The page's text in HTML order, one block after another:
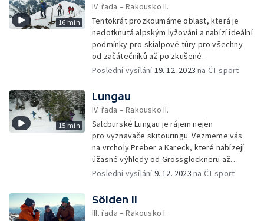
16 min
IV. řada – Rakousko II.
Tentokrát prozkoumáme oblast, která je
nedotknutá alpským lyžování a nabízí ideální
podmínky pro skialpové túry pro všechny
od začátečníků až po zkušené.
Poslední vysílání19. 12. 2023 na ČT sport
15 min
Lungau
IV. řada – Rakousko II.
Salcburské Lungau je rájem nejen
pro vyznavače skitouringu. Vezmeme vás
na vrcholy Preber a Kareck, které nabízejí
úžasné výhledy od Grossglockneru až
po pohoří Karavanky.
Poslední vysílání9. 12. 2023 na ČT sport
Sölden II
III. řada – Rakousko I.